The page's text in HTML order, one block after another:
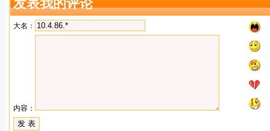
发表我的评论
大名：
内容：